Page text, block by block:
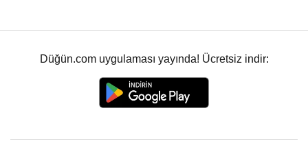
Düğün.com uygulaması yayında! Ücretsiz indir: